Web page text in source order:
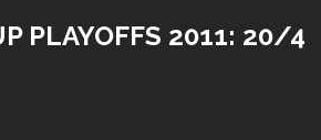
PLAYOFFS 2011: 20/4